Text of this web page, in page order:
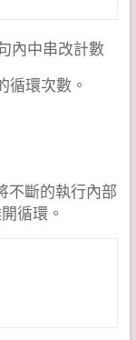
內中串改計數
循環次數。
不斷的執行內部
循環。